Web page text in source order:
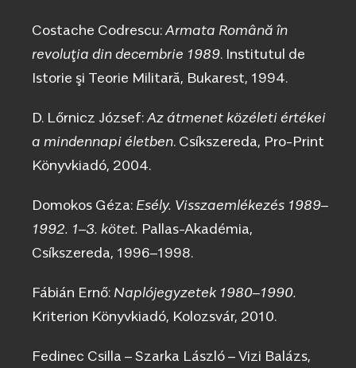
Costache Codrescu:Armata Română în
revoluţia din decembrie 1989. Institutul de
Istorie şi Teorie Militară, Bukarest, 1994.
D. Lőrnicz József:Az átmenet közéleti értékei
a mindennapi életben. Csíkszereda, Pro-Print
Könyvkiadó, 2004.
Domokos Géza: Esély. Visszaemlékezés 1989–
1992. 1–3. kötet. Pallas-Akadémia,
Csíkszereda, 1996–1998.
Fábián Ernő: Naplójegyzetek 1980–1990.
Kriterion Könyvkiadó, Kolozsvár, 2010.
Fedinec Csilla – Szarka László – Vizi Balázs,